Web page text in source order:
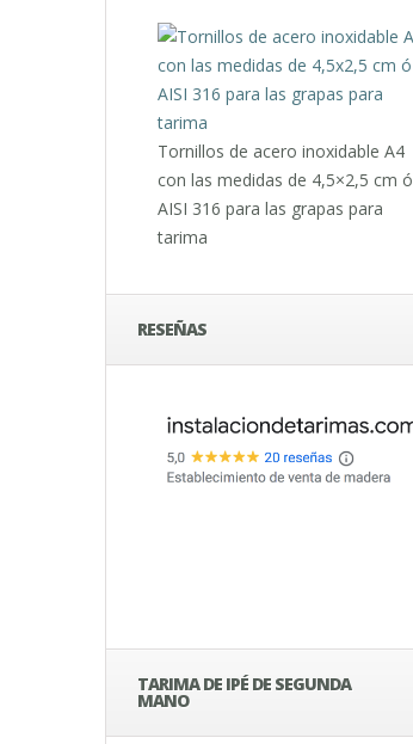
Tornillos de acero inoxidable A4
con las medidas de 4,5×2,5 cm ó
AISI 316 para las grapas para
tarima
RESEÑAS
TARIMA DE IPÉ DE SEGUNDA
MANO